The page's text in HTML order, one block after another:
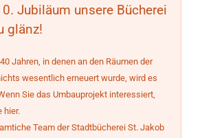
Jubiläum unsere Bücherei
glänz!
Jahren, in denen an den Räumen der
wesentlich erneuert wurde, wird es
Sie das Umbauprojekt interessiert,
hier.
Team der Stadtbücherei St. Jakob